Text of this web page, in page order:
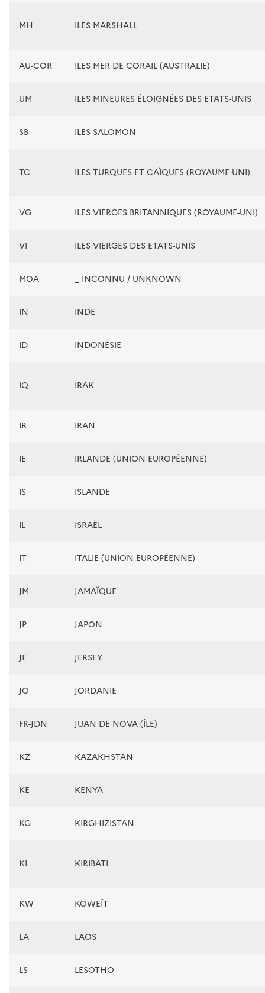
MH ILES MARSHALL
AU-COR ILES MER DE CORAIL (AUSTRALIE)
UM ILES MINEURES ÉLOIGNÉES DES ETATS-UNIS
SB ILES SALOMON
TC ILES TURQUES ET CAÏQUES (ROYAUME-UNI)
VG ILES VIERGES BRITANNIQUES (ROYAUME-UNI)
VI ILES VIERGES DES ETATS-UNIS
MOA _ INCONNU / UNKNOWN
IN INDE
ID INDONÉSIE
IQ IRAK
IR IRAN
IE IRLANDE (UNION EUROPÉENNE)
IS ISLANDE
IL ISRAËL
IT ITALIE (UNION EUROPÉENNE)
JM JAMAÏQUE
JP JAPON
JE JERSEY
JO JORDANIE
FR-JDN JUAN DE NOVA (ÎLE)
KZ KAZAKHSTAN
KE KENYA
KG KIRGHIZISTAN
KI KIRIBATI
KW KOWEÏT
LA LAOS
LS LESOTHO